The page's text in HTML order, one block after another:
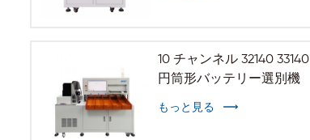
10 チャンネル 32140 33140
円筒形バッテリー選別機
もっと見る